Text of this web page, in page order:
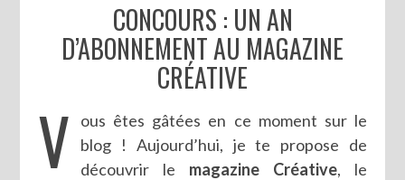
CONCOURS : UN AN
D’ABONNEMENT AU MAGAZINE
CRÉATIVE
V
ous êtes gâtées en ce moment sur le
blog ! Aujourd’hui, je te propose de
découvrir le magazine Créative, le